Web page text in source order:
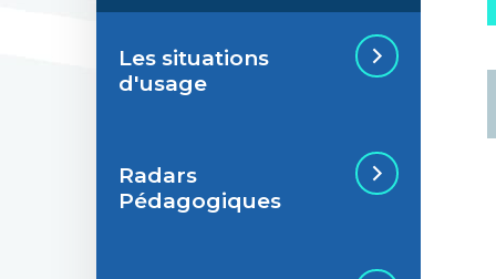
Les situations
d'usage
Situations de
signalisation
Radars
Pédagogiques